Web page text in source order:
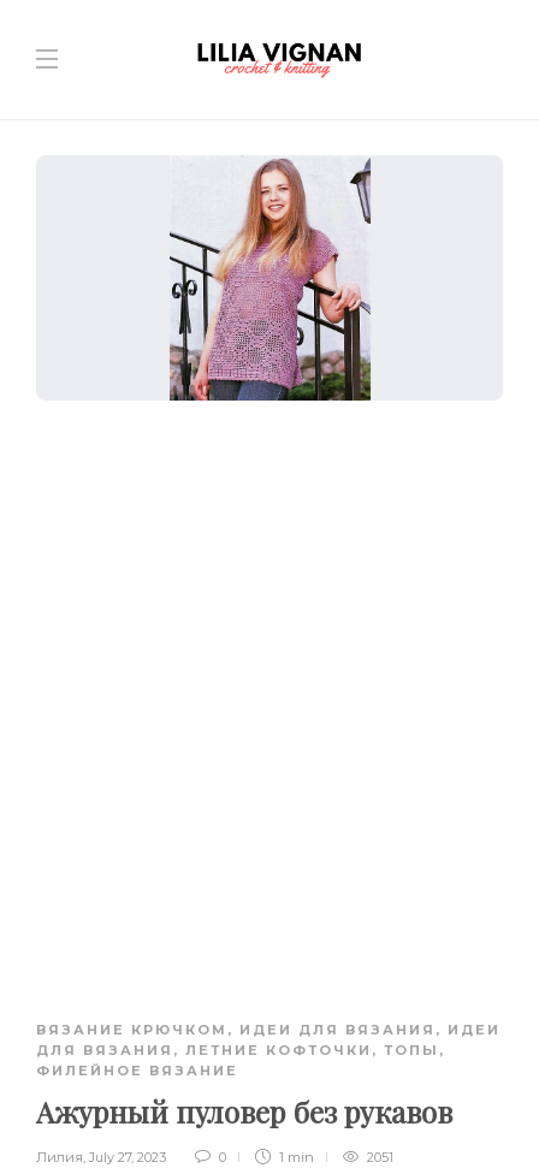
ВЯЗАНИЕ КРЮЧКОМ , ИДЕИ ДЛЯ ВЯЗАНИЯ , ИДЕИ
ДЛЯ ВЯЗАНИЯ , ЛЕТНИЕ КОФТОЧКИ, ТОПЫ ,
ФИЛЕЙНОЕ ВЯЗАНИЕ
Ажурный пуловер без рукавов
Лилия, July 27, 2023 0 1 min 2051